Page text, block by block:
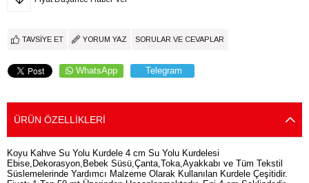
TAVSIYE ET YORUM YAZ SORULAR VE CEVAPLAR
WhatsApp Telegram
ÜRÜN ÖZELLIKLERI
Koyu Kahve Su Yolu Kurdele 4 cm Su Yolu Kurdelesi
Ebise,Dekorasyon,Bebek Süsü,Çanta,Toka,Ayakkabı ve Tüm Tekstil
Süslemelerinde Yardımcı Malzeme Olarak Kullanılan Kurdele Çeşitidir.